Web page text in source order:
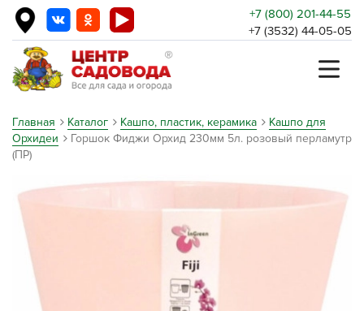
+7 (800) 201-44-55
+7 (3532) 44-05-05
Главная Каталог Кашпо, пластик, керамика
Кашпо для
Орхидеи
Горшок Фиджи Орхид 230мм 5л. розовый перламутр
(ПР)